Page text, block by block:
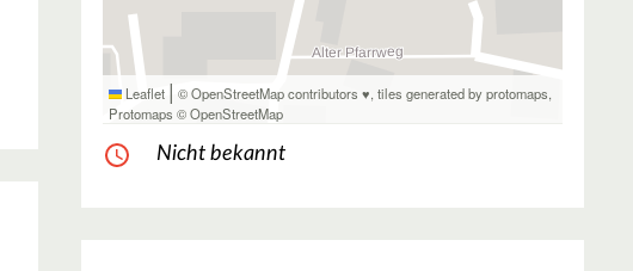
Leaflet | © OpenStreetMap contributors ♥,tiles generated by protomaps,
Protomaps ©OpenStreetMap
Nicht bekannt